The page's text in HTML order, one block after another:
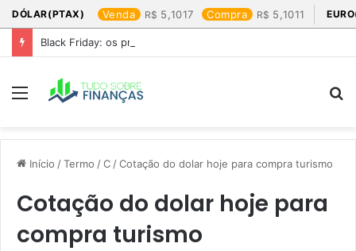
DÓLAR(PTAX) Venda 5,1017 Compra 5,1011
Black Friday: os produtos que mais valem a pena
Menu
Início /Termo /C /Cotação do dolar hoje para compra turismo​
Cotação do dolar hoje para
compra turismo​